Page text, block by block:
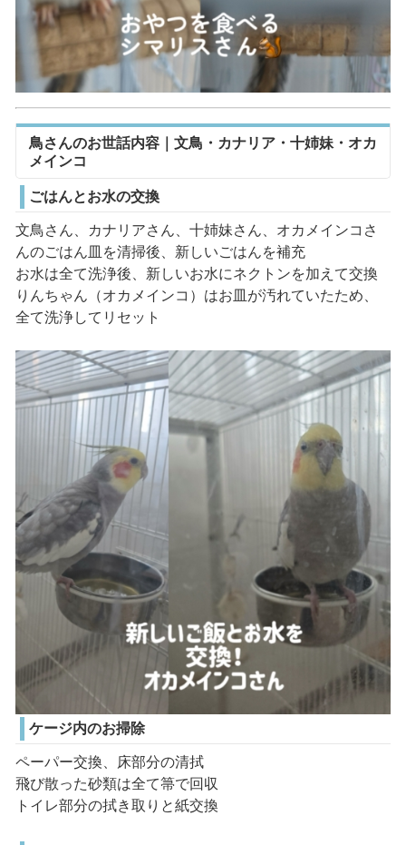
鳥さんのお世話内容｜文鳥・カナリア・十姉妹・オカ
メインコ
ごはんとお水の交換
文鳥さん、カナリアさん、十姉妹さん、オカメインコさ
んのごはん皿を清掃後、新しいごはんを補充
お水は全て洗浄後、新しいお水にネクトンを加えて交換
りんちゃん（オカメインコ）はお皿が汚れていたため、
全て洗浄してリセット
ケージ内のお掃除
ペーパー交換、床部分の清拭
飛び散った砂類は全て箒で回収
トイレ部分の拭き取りと紙交換